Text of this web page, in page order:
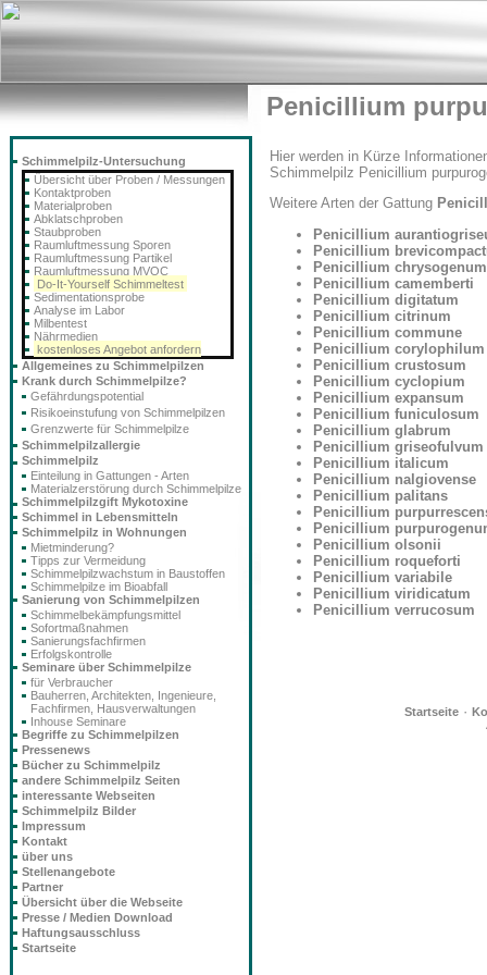
Penicillium
Hier werden in Kürze
Schimmelpilz Penicillium
Weitere Arten der Gattung
Penicillium
Penicillium
Penicillium chrysogenum
Penicillium camemberti
Penicillium digitatum
Penicillium citrinum
Penicillium commune
Penicillium corylophilum
Penicillium crustosum
Penicillium cyclopium
Penicillium expansum
Penicillium funiculosum
Penicillium glabrum
Penicillium griseofulvum
Penicillium italicum
Penicillium nalgiovense
Penicillium palitans
Penicillium
Penicillium
Penicillium olsonii
Penicillium roqueforti
Penicillium variabile
Penicillium viridicatum
Penicillium verrucosum
Startseite·
Schimmelpilz-Untersuchung
Übersicht über Proben / Messungen
Kontaktproben
Materialproben
Abklatschproben
Staubproben
Raumluftmessung Sporen
Raumluftmessung Partikel
Raumluftmessung MVOC
Do-It-Yourself Schimmeltest
Sedimentationsprobe
Analyse im Labor
Milbentest
Nährmedien
kostenloses Angebot anfordern
Allgemeines zu Schimmelpilzen
Krank durch Schimmelpilze?
Gefährdungspotential
Risikoeinstufung von Schimmelpilzen
Grenzwerte für Schimmelpilze
Schimmelpilzallergie
Schimmelpilz
Einteilung in Gattungen - Arten
Materialzerstörung durch Schimmelpilze
Schimmelpilzgift Mykotoxine
Schimmel in Lebensmitteln
Schimmelpilz in Wohnungen
Mietminderung?
Tipps zur Vermeidung
Schimmelpilzwachstum in Baustoffen
Schimmelpilze im Bioabfall
Sanierung von Schimmelpilzen
Schimmelbekämpfungsmittel
Sofortmaßnahmen
Sanierungsfachfirmen
Erfolgskontrolle
Seminare über Schimmelpilze
für Verbraucher
Bauherren, Architekten, Ingenieure,
Fachfirmen, Hausverwaltungen
Inhouse Seminare
Begriffe zu Schimmelpilzen
Pressenews
Bücher zu Schimmelpilz
andere Schimmelpilz Seiten
interessante Webseiten
Schimmelpilz Bilder
Impressum
Kontakt
über uns
Stellenangebote
Partner
Übersicht über die Webseite
Presse / Medien Download
Haftungsausschluss
Startseite